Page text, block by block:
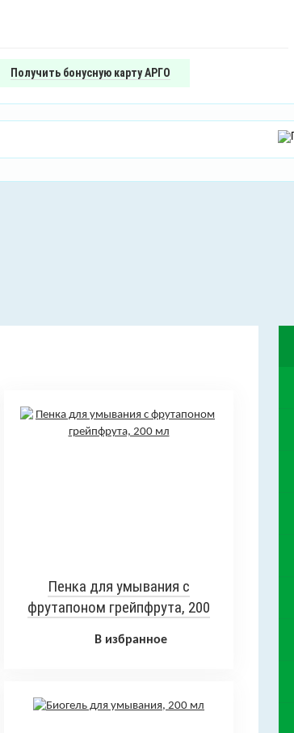
Получить бонусную карту АРГО
Пенка для умывания с
фрутапоном грейпфрута, 200
В избранное